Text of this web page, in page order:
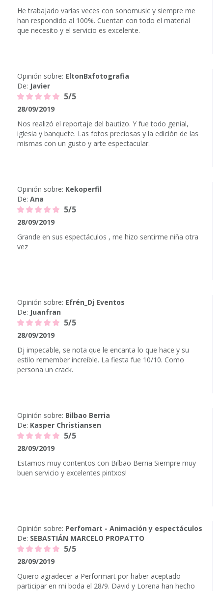
He trabajado varías veces con sonomusic y siempre me
han respondido al 100%. Cuentan con todo el material
que necesito y el servicio es excelente.
Opinión sobre: EltonBxfotografia
De: Javier
5/5
28/09/2019
Nos realizó el reportaje del bautizo. Y fue todo genial,
iglesia y banquete. Las fotos preciosas y la edición de las
mismas con un gusto y arte espectacular.
Opinión sobre: Kekoperfil
De: Ana
5/5
28/09/2019
Grande en sus espectáculos , me hizo sentirme niña otra
vez
Opinión sobre: Efrén_Dj Eventos
De: Juanfran
5/5
28/09/2019
Dj impecable, se nota que le encanta lo que hace y su
estilo remember increíble. La fiesta fue 10/10. Como
persona un crack.
Opinión sobre: Bilbao Berria
De: Kasper Christiansen
5/5
28/09/2019
Estamos muy contentos con Bilbao Berria Siempre muy
buen servicio y excelentes pintxos!
Opinión sobre: Perfomart - Animación y espectáculos
De: SEBASTIÁN MARCELO PROPATTO
5/5
28/09/2019
Quiero agradecer a Performart por haber aceptado
participar en mi boda el 28/9. David y Lorena han hecho